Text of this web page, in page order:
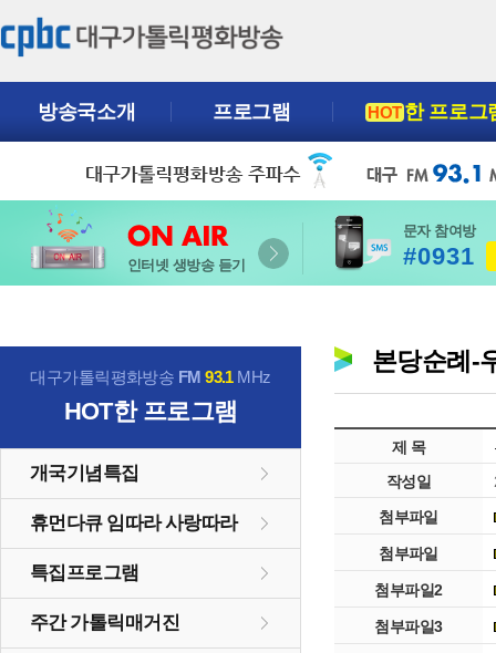
방송국소개 프로그램 HOT한 프로그
인터넷 생방송 듣기
문자 참여방
#0931
대구가톨릭평화방송 FM93.1MHz
HOT한 프로그램
개국기념특집
휴먼다큐 임따라 사랑따라
특집프로그램
주간 가톨릭매거진
본당순례-
제 목
작성일
첨부파일
첨부파일
첨부파일2
첨부파일3